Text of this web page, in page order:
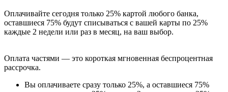
Оплачивайте сегодня только 25% картой любого банка,
оставшиеся 75% будут списываться с вашей карты по 25%
каждые 2 недели или раз в месяц, на ваш выбор.
Оплата частями — это короткая мгновенная беспроцентная
рассрочка.
Вы оплачиваете сразу только 25%, а оставшиеся 75%